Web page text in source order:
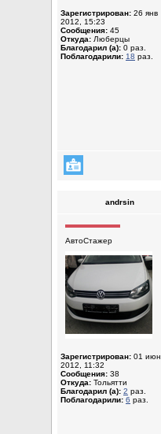
Зарегистрирован: 26 янв
2012, 15:23
Сообщения: 45
Откуда: Люберцы
Благодарил (а): 0 раз.
Поблагодарили: 18 раз.
andrsin
АвтоСтажер
Зарегистрирован: 01 июн
2012, 11:32
Сообщения: 38
Откуда: Тольятти
Благодарил (а): 2 раз.
Поблагодарили: 6 раз.